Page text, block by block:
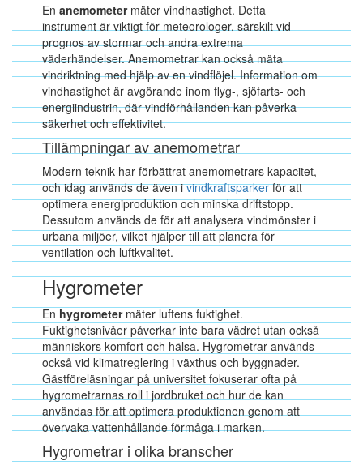
Enanemometermäter vindhastighet. Detta
instrument är viktigt för meteorologer, särskilt vid
prognos av stormar och andra extrema
väderhändelser. Anemometrar kan också mäta
vindriktning med hjälp av en vindflöjel. Information om
vindhastighet är avgörande inom flyg-, sjöfarts- och
energiindustrin, där vindförhållanden kan påverka
säkerhet och effektivitet.
Tillämpningar av anemometrar
Modern teknik har förbättrat anemometrars kapacitet,
och idag används de även ivindkraftsparkerför att
optimera energiproduktion och minska driftstopp.
Dessutom används de för att analysera vindmönster i
urbana miljöer, vilket hjälper till att planera för
ventilation och luftkvalitet.
Hygrometer
Enhygrometermäter luftens fuktighet.
Fuktighetsnivåer påverkar inte bara vädret utan också
människors komfort och hälsa. Hygrometrar används
också vid klimatreglering i växthus och byggnader.
Gästföreläsningar på universitet fokuserar ofta på
hygrometrarnas roll i jordbruket och hur de kan
användas för att optimera produktionen genom att
övervaka vattenhållande förmåga i marken.
Hygrometrar i olika branscher